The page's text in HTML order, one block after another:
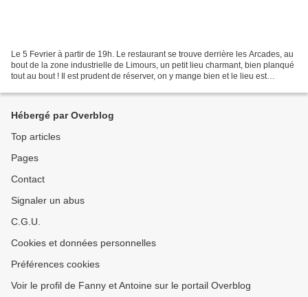
Le 5 Fevrier à partir de 19h. Le restaurant se trouve derrière les Arcades, au
bout de la zone industrielle de Limours, un petit lieu charmant, bien planqué
tout au bout ! Il est prudent de réserver, on y mange bien et le lieu est
Hébergé par Overblog
Top articles
Pages
Contact
Signaler un abus
C.G.U.
Cookies et données personnelles
Préférences cookies
Voir le profil de Fanny et Antoine sur le portail Overblog